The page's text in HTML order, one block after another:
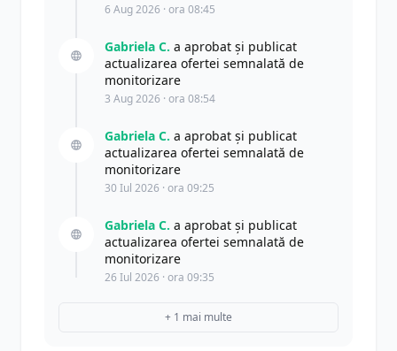
6 Aug 2026 · ora 08:45
Gabriela C. a aprobat și publicat
actualizarea ofertei semnalată de
monitorizare
3 Aug 2026 · ora 08:54
Gabriela C. a aprobat și publicat
actualizarea ofertei semnalată de
monitorizare
30 Iul 2026 · ora 09:25
Gabriela C. a aprobat și publicat
actualizarea ofertei semnalată de
monitorizare
26 Iul 2026 · ora 09:35
+ 1 mai multe